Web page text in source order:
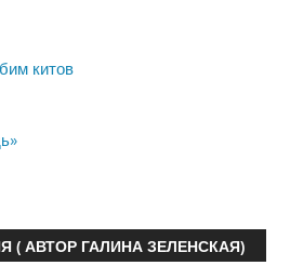
китов
( АВТОР ГАЛИНА ЗЕЛЕНСКАЯ)